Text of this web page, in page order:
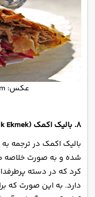
عکس: withberlinlove.com
۸. بالیک اکمک (Balik Ekmek)
بالیک اکمک در ترجمه
شده و به صورت خلاصه
کرد که در دسته
دارد. به این صورت که